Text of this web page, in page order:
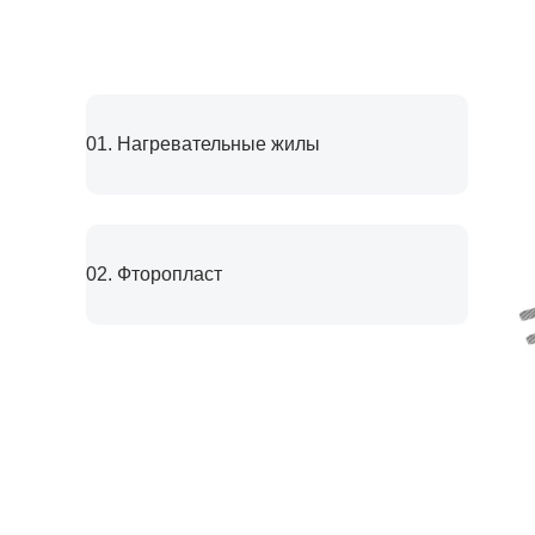
01. Нагревательные жилы
01. Нагревательные жилы
02. Фторопласт
02. Фторопласт